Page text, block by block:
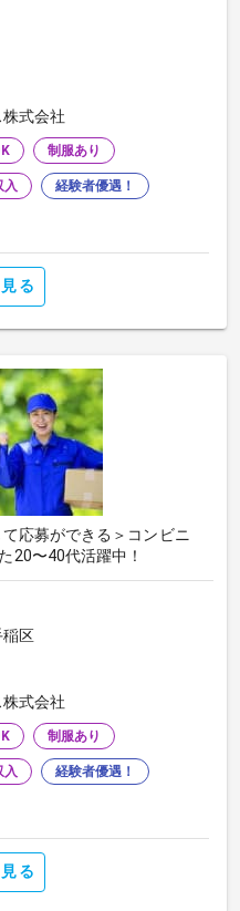
式会社
制服あり
入 経験者優遇！
る
応募ができる＞コンビニ
20〜40代活躍中！
区
式会社
制服あり
入 経験者優遇！
る